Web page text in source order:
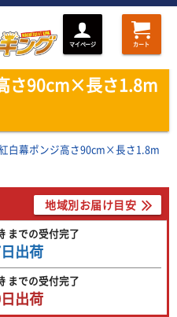
マイページ カート
さ90cm×長さ1.8m
白幕ポンジ高さ90cm×長さ1.8m
地域別お届け目安
までの受付完了
出荷
までの受付完了
出荷